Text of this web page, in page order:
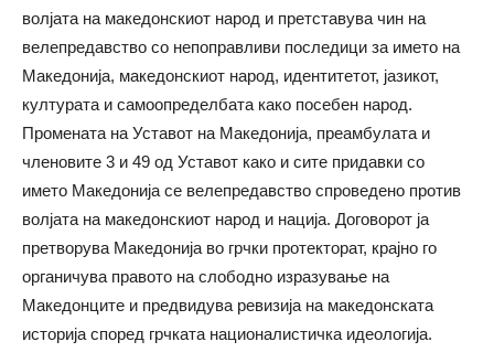
волјата на македонскиот народ и претставува чин на
велепредавство со непоправливи последици за името на
Македонија, македонскиот народ, идентитетот, јазикот,
културата и самоопределбата како посебен народ.
Промената на Уставот на Македонија, преамбулата и
членовите 3 и 49 од Уставот како и сите придавки со
името Македонија се велепредавство спроведено против
волјата на македонскиот народ и нација. Договорот ја
претворува Македонија во грчки протекторат, крајно го
органичува правото на слободно изразување на
Македонците и предвидува ревизија на македонската
историја според грчката националистичка идеологија.